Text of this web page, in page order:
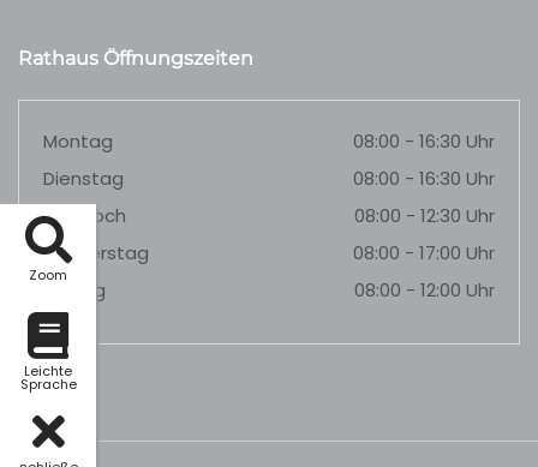
Zoom
Leichte
Sprache
Rathaus Öffnungszeiten
Montag
08:00 - 16:30 Uhr
Dienstag
08:00 - 16:30 Uhr
Mittwoch
08:00 - 12:30 Uhr
Donnerstag
08:00 - 17:00 Uhr
Freitag
08:00 - 12:00 Uhr